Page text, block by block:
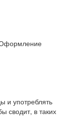
Оформление
и употреблять
сводит, в таких